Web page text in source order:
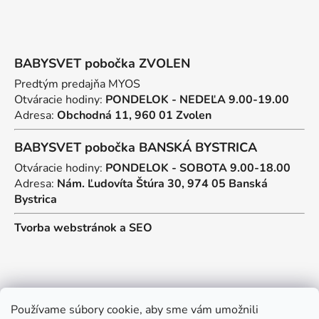
Používame súbory cookie, aby sme vám umožnili
BABYSVET pobočka ZVOLEN
Predtým predajňa MYOS
Otváracie hodiny: PONDELOK - NEDEĽA 9.00-19.00
Adresa: Obchodná 11, 960 01 Zvolen
BABYSVET pobočka BANSKÁ BYSTRICA
Otváracie hodiny: PONDELOK - SOBOTA 9.00-18.00
Adresa: Nám. Ľudovíta Štúra 30, 974 05 Banská
Bystrica
Tvorba webstránok a SEO
Kontakt